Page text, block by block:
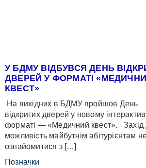
У БДМУ ВІДБУВСЯ ДЕНЬ
ДВЕРЕЙ У ФОРМАТІ
КВЕСТ»
На вихідних в БДМУ пройшов День
відкритих дверей у новому
форматі — «Медичний квест». Захід
можливість майбутнім абітурієнтам
ознайомитися з […]
Позначки